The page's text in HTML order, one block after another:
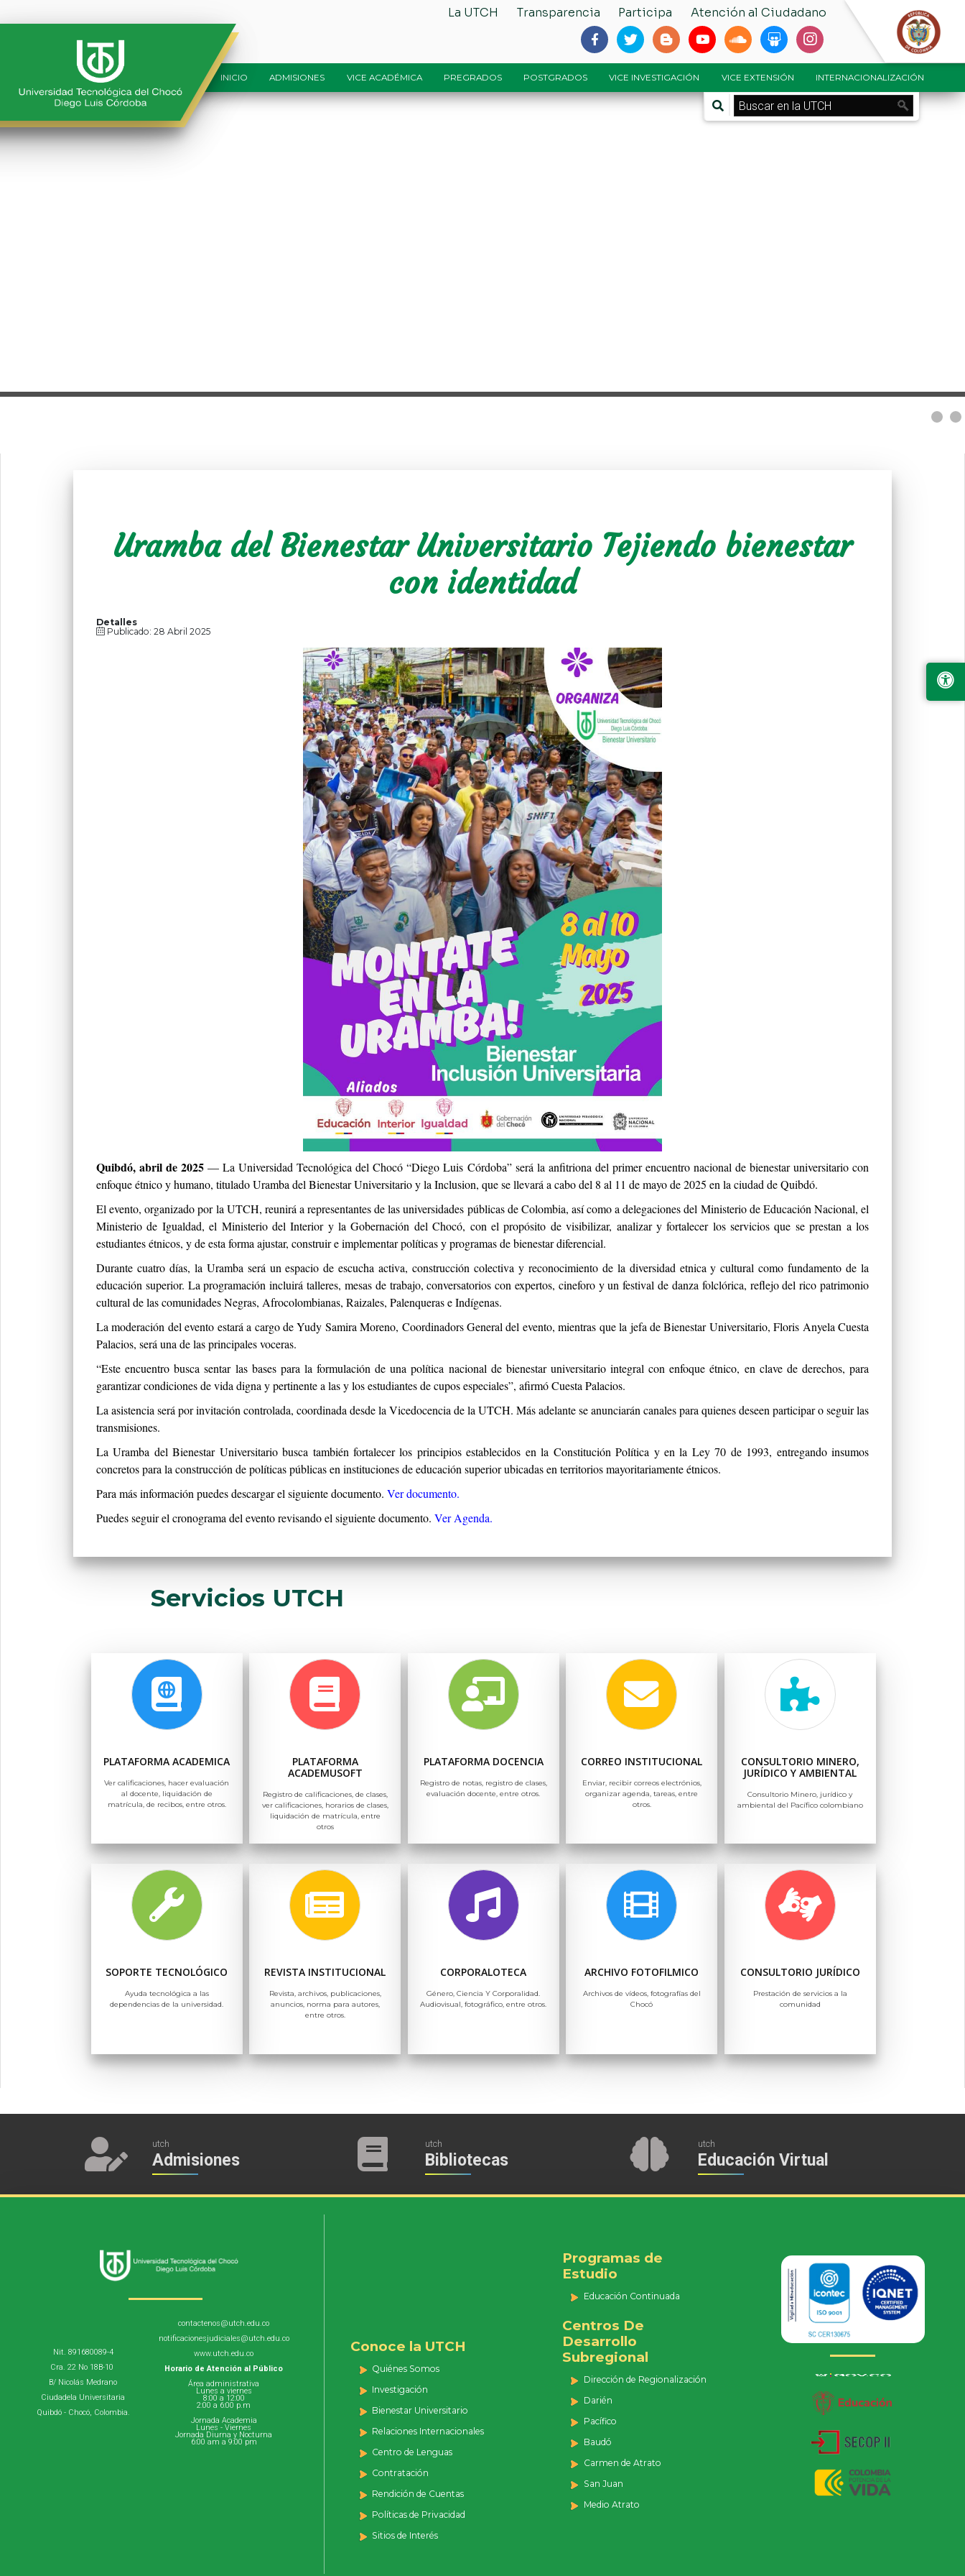
La UTCH Transparencia Participa Atención al Ciudadano
INICIO ADMISIONES VICE ACADÉMICA PREGRADOS POSTGRADOS VICE INVESTIGACIÓN VICE EXTENSIÓN INTERNACIONALIZACIÓN
Uramba del Bienestar Universitario Tejiendo bienestar
con identidad
Detalles
Publicado: 28 Abril 2025
Quibdó, abril de 2025 — La Universidad Tecnológica del Chocó “Diego Luis Córdoba” será la anfitriona del primer encuentro nacional de bienestar universitario con
enfoque étnico y humano, titulado Uramba del Bienestar Universitario y la Inclusion, que se llevará a cabo del 8 al 11 de mayo de 2025 en la ciudad de Quibdó.
El evento, organizado por la UTCH, reunirá a representantes de las universidades públicas de Colombia, así como a delegaciones del Ministerio de Educación Nacional, el
Ministerio de Igualdad, el Ministerio del Interior y la Gobernación del Chocó, con el propósito de visibilizar, analizar y fortalecer los servicios que se prestan a los
estudiantes étnicos, y de esta forma ajustar, construir e implementar políticas y programas de bienestar diferencial.
Durante cuatro días, la Uramba será un espacio de escucha activa, construcción colectiva y reconocimiento de la diversidad etnica y cultural como fundamento de la
educación superior. La programación incluirá talleres, mesas de trabajo, conversatorios con expertos, cineforo y un festival de danza folclórica, reflejo del rico patrimonio
cultural de las comunidades Negras, Afrocolombianas, Raizales, Palenqueras e Indígenas.
La moderación del evento estará a cargo de Yudy Samira Moreno, Coordinadors General del evento, mientras que la jefa de Bienestar Universitario, Floris Anyela Cuesta
Palacios, será una de las principales voceras.
“Este encuentro busca sentar las bases para la formulación de una política nacional de bienestar universitario integral con enfoque étnico, en clave de derechos, para
garantizar condiciones de vida digna y pertinente a las y los estudiantes de cupos especiales”, afirmó Cuesta Palacios.
La asistencia será por invitación controlada, coordinada desde la Vicedocencia de la UTCH. Más adelante se anunciarán canales para quienes deseen participar o seguir las
transmisiones.
La Uramba del Bienestar Universitario busca también fortalecer los principios establecidos en la Constitución Política y en la Ley 70 de 1993, entregando insumos
concretos para la construcción de políticas públicas en instituciones de educación superior ubicadas en territorios mayoritariamente étnicos.
Para más información puedes descargar el siguiente documento. Ver documento.
Puedes seguir el cronograma del evento revisando el siguiente documento. Ver Agenda.
Servicios UTCH
PLATAFORMA ACADEMICA
Ver calificaciones, hacer evaluación
al docente, liquidación de
matrícula, de recibos, entre otros.
PLATAFORMA
ACADEMUSOFT
Registro de calificaciones, de clases,
ver calificaciones, horarios de clases,
liquidación de matrícula, entre
otros
PLATAFORMA DOCENCIA
Registro de notas, registro de clases,
evaluación docente, entre otros.
CORREO INSTITUCIONAL
Enviar, recibir correos electrónios,
organizar agenda, tareas, entre
otros.
CONSULTORIO MINERO,
JURÍDICO Y AMBIENTAL
Consultorio Minero, jurídico y
ambiental del Pacífico colombiano
SOPORTE TECNOLÓGICO
Ayuda tecnológica a las
dependencias de la universidad.
REVISTA INSTITUCIONAL
Revista, archivos, publicaciones,
anuncios, norma para autores,
entre otros.
CORPORALOTECA
Género, Ciencia Y Corporalidad.
Audiovisual, fotográfico, entre otros.
ARCHIVO FOTOFILMICO
Archivos de vídeos, fotografías del
Chocó
CONSULTORIO JURÍDICO
Prestación de servicios a la
comunidad
utch
Admisiones
utch
Bibliotecas
utch
Educación Virtual
Nit. 891680089-4
Cra. 22 No 18B-10
B/ Nicolás Medrano
Ciudadela Universitaria
Quibdó - Chocó, Colombia.
contactenos@utch.edu.co
notificacionesjudiciales@utch.edu.co
www.utch.edu.co
Horario de Atención al Público
Área administrativa
Lunes a viernes
8:00 a 12:00
2:00 a 6:00 p.m
Jornada Academia
Lunes - Viernes
Jornada Diurna y Nocturna
6:00 am a 9:00 pm
Conoce la UTCH
Quiénes Somos
Investigación
Bienestar Universitario
Relaciones Internacionales
Centro de Lenguas
Contratación
Rendición de Cuentas
Políticas de Privacidad
Sitios de Interés
Programas de
Estudio
Educación Continuada
Centros De
Desarrollo
Subregional
Dirección de Regionalización
Darién
Pacífico
Baudó
Carmen de Atrato
San Juan
Medio Atrato